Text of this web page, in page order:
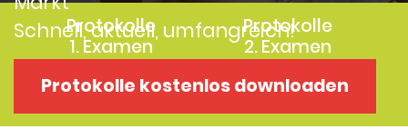
Schnell, aktuell, umfangreich!
Protokolle kostenlos downloaden
Protokolle
1. Examen
Protokolle
2. Examen
Protokolle
Examensklausuren
Kostenloses
Repititorium